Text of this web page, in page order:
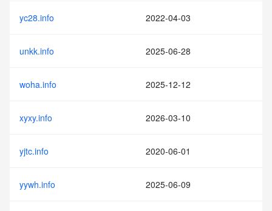
yc28.info 2022-04-03
unkk.info 2025-06-28
woha.info 2025-12-12
xyxy.info 2026-03-10
yjtc.info 2020-06-01
yywh.info 2025-06-09